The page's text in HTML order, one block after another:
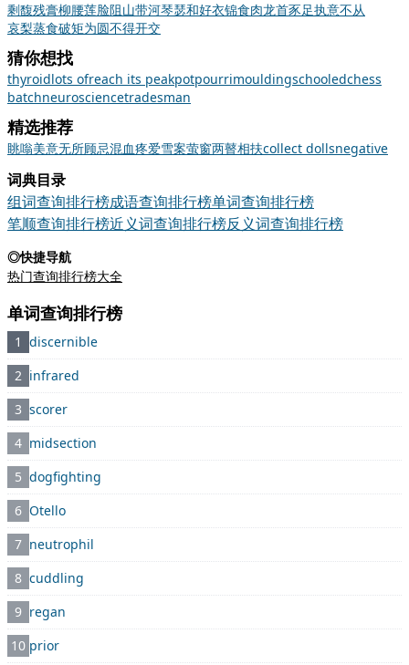
剩馥残膏柳腰莲脸阻山带河琴瑟和好衣锦食肉龙首豕足执意不从
哀梨蒸食破矩为圆不得开交
猜你想找
thyroidlots ofreach its peakpotpourrimouldingschooledchess
batchneurosciencetradesman
精选推荐
眺嗡美意无所顾忌混血疼爱雪案萤窗两瞽相扶collect dollsnegative
词典目录
组词查询排行榜成语查询排行榜单词查询排行榜
笔顺查询排行榜近义词查询排行榜反义词查询排行榜
◎快捷导航
热门查询排行榜大全
单词查询排行榜
1 discernible
2 infrared
3 scorer
4 midsection
5 dogfighting
6 Otello
7 neutrophil
8 cuddling
9 regan
10 prior